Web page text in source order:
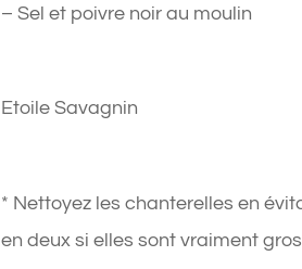
– Sel et poivre noir au moulin
Etoile Savagnin
* Nettoyez les chanterelles en
en deux si elles sont vraiment